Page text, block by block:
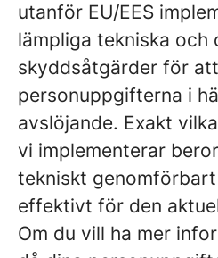
utanför EU/EES
lämpliga tekniska och
skyddsåtgärder för
personuppgifterna i
avslöjande. Exakt
vi implementerar
tekniskt
effektivt för den
Om du vill ha mer